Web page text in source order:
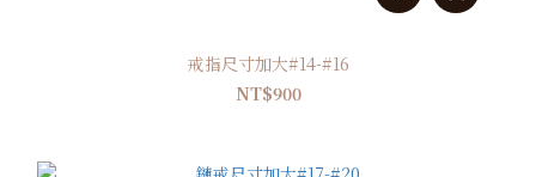
戒指尺寸加大#14-#16
NT$900